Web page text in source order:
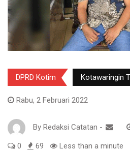
DPRD Kotim Kotawaringin
Rabu, 2 Februari 2022
By Redaksi Catatan -
0 69 Less than a minute